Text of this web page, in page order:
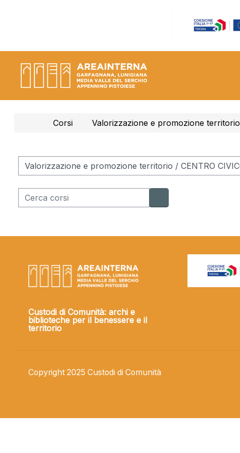
Corsi Valorizzazione e promozione territorio
Categorie di corso
Cerca corsi
Cerca corsi
Custodi di Comunità: archi e
biblioteche per il benessere e il
territorio
Copyright 2025 Custodi di Comunità